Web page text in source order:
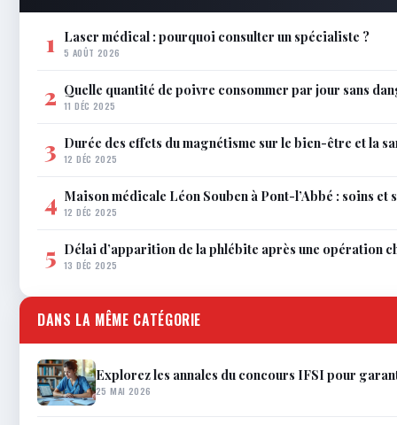
1 Laser médical : pourquoi consulter un spécialiste ?
5 AOÛT 2026
2 Quelle quantité de poivre consommer par jour sans
11 DÉC 2025
3 Durée des effets du magnétisme sur le bien-être et la
12 DÉC 2025
4 Maison médicale Léon Souben à Pont-l’Abbé : soins et
12 DÉC 2025
5 Délai d’apparition de la phlébite après une opération
13 DÉC 2025
DANS LA MÊME CATÉGORIE
Explorez les annales du concours IFSI pour
25 MAI 2026